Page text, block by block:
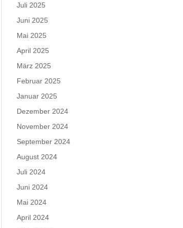
Juli 2025
Juni 2025
Mai 2025
April 2025
März 2025
Februar 2025
Januar 2025
Dezember 2024
November 2024
September 2024
August 2024
Juli 2024
Juni 2024
Mai 2024
April 2024